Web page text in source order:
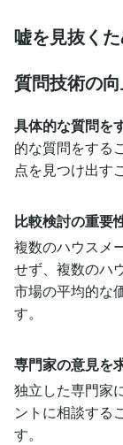
嘘を見抜く
質問技術の
具体的な質問を
的な質問をする
点を見つけ出す
比較検討の重要
複数のハウスメ
せず、複数のハ
市場の平均的な
す。
専門家の意見を
独立した専門家
ントに相談する
す。